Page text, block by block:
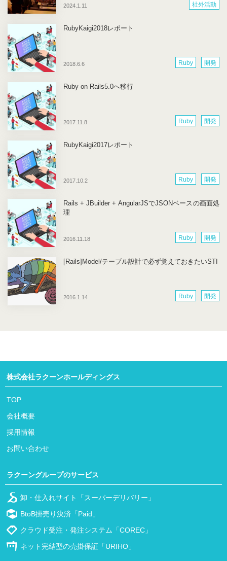
2024.1.11 社外活動
2018.6.6
RubyKaigi2018レポート
Ruby 開発
2017.11.8
Ruby on Rails5.0へ移行
Ruby 開発
2017.10.2
RubyKaigi2017レポート
Ruby 開発
2016.11.18
Rails + JBuilder + AngularJSでJSONベースの画面処
理
Ruby 開発
2016.1.14
[Rails]Model/テーブル設計で必ず覚えておきたいSTI
Ruby 開発
株式会社ラクーンホールディングス
TOP
会社概要
採用情報
お問い合わせ
ラクーングループのサービス
卸・仕入れサイト「スーパーデリバリー」
BtoB掛売り決済「Paid」
クラウド受注・発注システム「COREC」
ネット完結型の売掛保証「URIHO」